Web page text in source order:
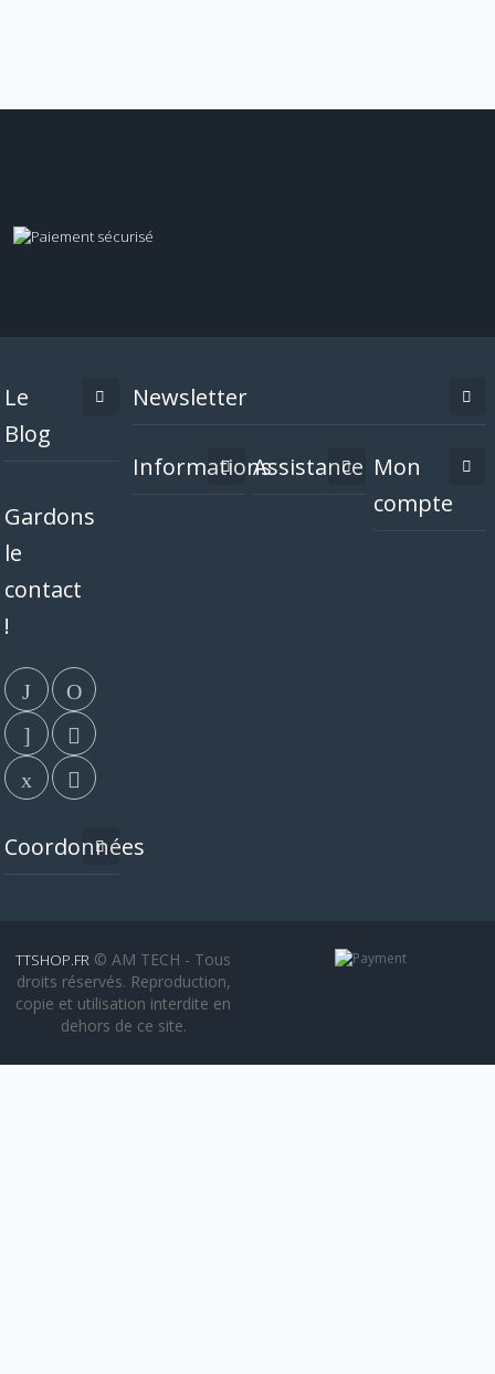
Le
Blog
Gardons
le
contact
!
Coordonnées
Newsletter
InformationsAssistance Mon
compte
TTSHOP.FR © AM TECH - Tous
droits réservés. Reproduction,
copie et utilisation interdite en
dehors de ce site.